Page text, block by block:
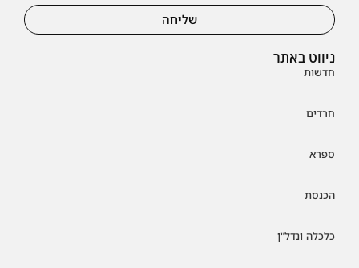
ניווט באתר
חדשות
חרדים
ספרא
הכנסת
כלכלה ונדל"ן
שליחה